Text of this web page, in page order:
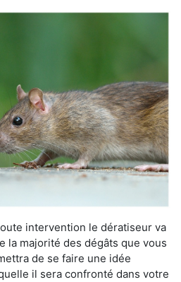
intervention le dératiseur va
la majorité des dégâts que vous
de se faire une idée
il sera confronté dans votre